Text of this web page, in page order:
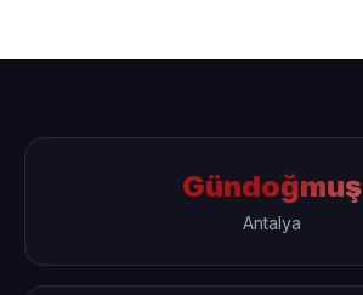
Gündoğmuş
Antalya